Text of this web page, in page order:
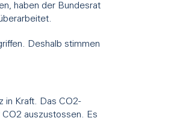
haben der Bundesrat
Deshalb stimmen
in Kraft. Das CO2-
auszustossen. Es